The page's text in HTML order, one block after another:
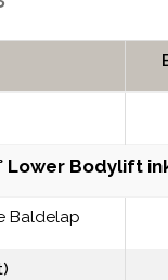
Lower Bodylift
Baldelap